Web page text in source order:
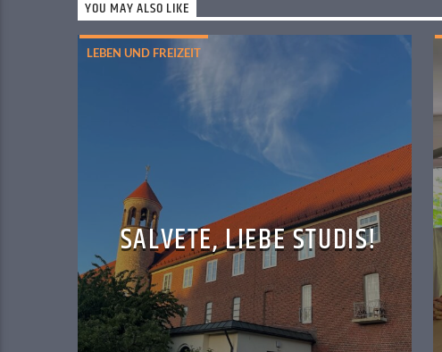
YOU MAY ALSO LIKE
LEBEN UND FREIZEIT
SALVETE, LIEBE STUDIS!